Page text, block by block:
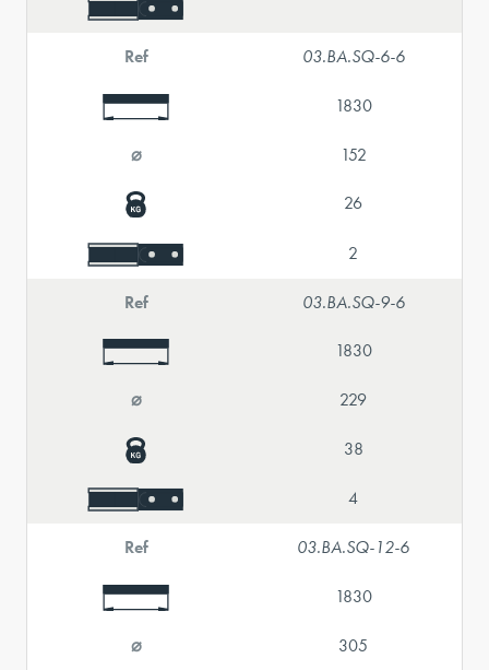
Ref 03.BA.SQ-6-6
1830
⌀ 152
26
2
Ref 03.BA.SQ-9-6
1830
⌀ 229
38
4
Ref 03.BA.SQ-12-6
1830
⌀ 305